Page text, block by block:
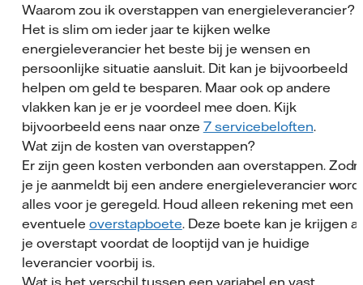
Waarom zou ik overstappen van energieleverancier?
Het is slim om ieder jaar te kijken welke
energieleverancier het beste bij je wensen en
persoonlijke situatie aansluit. Dit kan je bijvoorbeeld
helpen om geld te besparen. Maar ook op andere
vlakken kan je er je voordeel mee doen. Kijk
bijvoorbeeld eens naar onze 7 servicebeloften.
Wat zijn de kosten van overstappen?
Er zijn geen kosten verbonden aan overstappen.
je je aanmeldt bij een andere energieleverancier
alles voor je geregeld. Houd alleen rekening met een
eventuele overstapboete. Deze boete kan je krijgen
je overstapt voordat de looptijd van je huidige
leverancier voorbij is.